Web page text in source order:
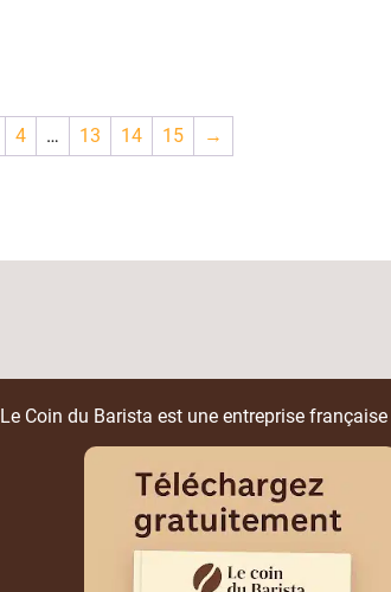
4 … 13 14 15 →
Le Coin du Barista est une entreprise française